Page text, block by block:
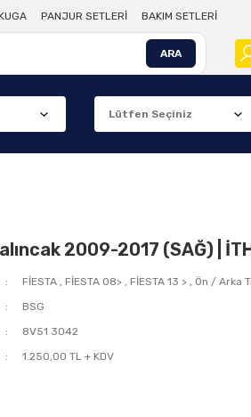
PANJUR SETLERİ BAKIM SETLERİ
ARA
2009-2017 (SAĞ) |
FİESTA , FİESTA 08> , FİESTA 13 > , Ön / Arka
BSG
8V51 3042
1.250,00 TL + KDV